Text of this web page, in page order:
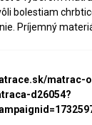
bolestiam
Príjemný
matrac-
d26054?